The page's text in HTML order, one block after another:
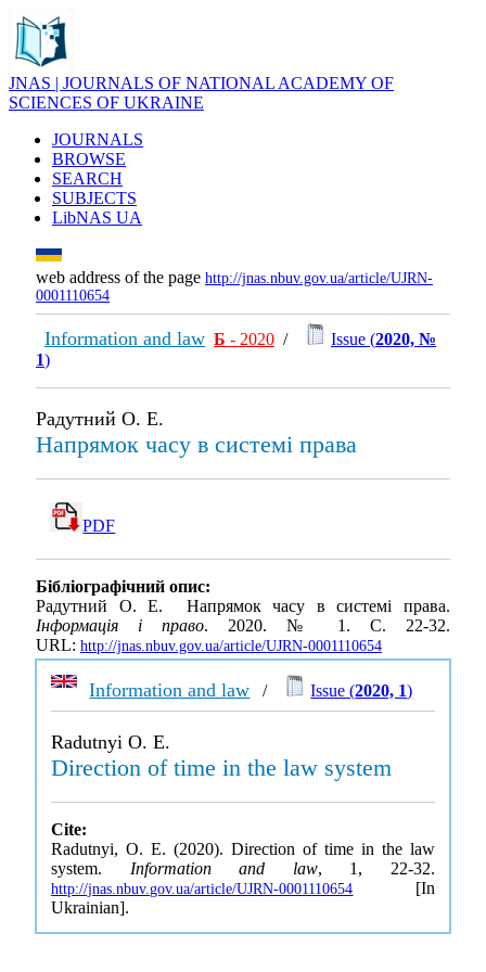
JNAS | JOURNALS OF NATIONAL ACADEMY OF
SCIENCES OF UKRAINE
JOURNALS
BROWSE
SEARCH
SUBJECTS
LibNAS UA
web address of the page http://jnas.nbuv.gov.ua/article/UJRN-
0001110654
Information and law Б - 2020 / Issue (2020, №
1)
Радутний О. Е.
Напрямок часу в системі права
PDF
Бібліографічний опис:
Радутний О. Е. Напрямок часу в системі права.
Інформація і право. 2020. № 1. С. 22-32.
URL: http://jnas.nbuv.gov.ua/article/UJRN-0001110654
Information and law / Issue (2020, 1)
Radutnyi O. E.
Direction of time in the law system
Cite:
Radutnyi, O. E. (2020). Direction of time in the law
system. Information and law, 1, 22-32.
http://jnas.nbuv.gov.ua/article/UJRN-0001110654 [In
Ukrainian].